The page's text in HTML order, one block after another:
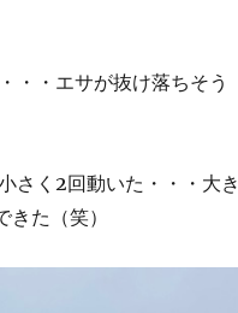
・・エサが抜け落ちそう
さく2回動いた・・・大き
た（笑）